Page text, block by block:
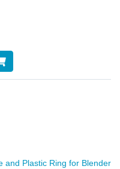
and Plastic Ring for Blender